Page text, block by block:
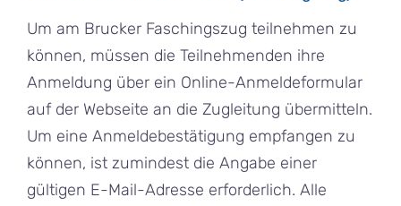
Um am Brucker Faschingszug teilnehmen zu
können, müssen die Teilnehmenden ihre
Anmeldung über ein Online-Anmeldeformular
auf der Webseite an die Zugleitung übermitteln.
Um eine Anmeldebestätigung empfangen zu
können, ist zumindest die Angabe einer
gültigen E-Mail-Adresse erforderlich. Alle